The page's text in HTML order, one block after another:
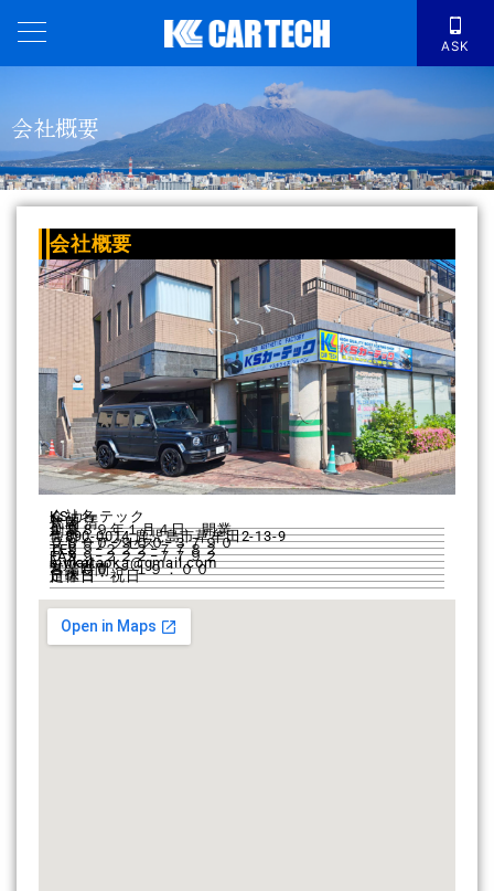
ASK
会社概要
会社概要
会社名
KSカーテック
代表
片岡 清
創業
１９８９年１月４日 開業
住所
〒890-0014 鹿児島市草牟田2-13-9
フリーアクセス
０８００−９００−３７９０
TEL
０９９−２２２−７７８２
FAX
０９９−２２２−７７９２
e-mail
kiy.kataoka@gmail.com
営業時間
８：００ 〜 １９：００
定休日
日曜日・祝日